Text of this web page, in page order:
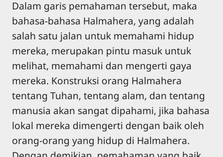
Dalam garis pemahaman tersebut, maka
bahasa-bahasa Halmahera, yang adalah
salah satu jalan untuk memahami hidup
mereka, merupakan pintu masuk untuk
melihat, memahami dan mengerti gaya
mereka. Konstruksi orang Halmahera
tentang Tuhan, tentang alam, dan tentang
manusia akan sangat dipahami, jika bahasa
lokal mereka dimengerti dengan baik oleh
orang-orang yang hidup di Halmahera.